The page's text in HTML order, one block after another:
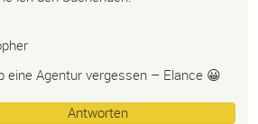
eine Agentur vergessen – Elance 😀
Antworten